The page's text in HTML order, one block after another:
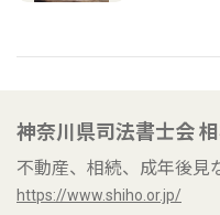
神奈川県司法書士会
不動産、相続、成年後見
https://www.shiho.or.jp/